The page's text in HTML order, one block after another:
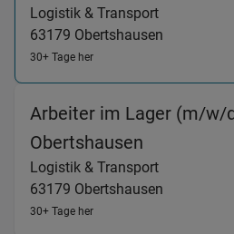
Logistik & Transport
63179 Obertshausen
30+ Tage her
Arbeiter im Lager (m/w/
Obertshausen
Logistik & Transport
63179 Obertshausen
30+ Tage her